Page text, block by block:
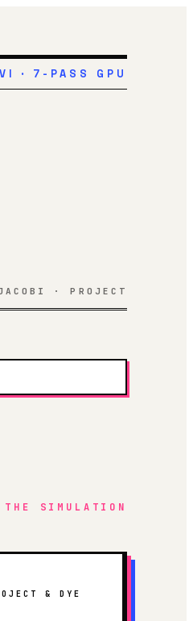
· 7-PASS GPU
· PROJECT
SIMULATION
& DYE